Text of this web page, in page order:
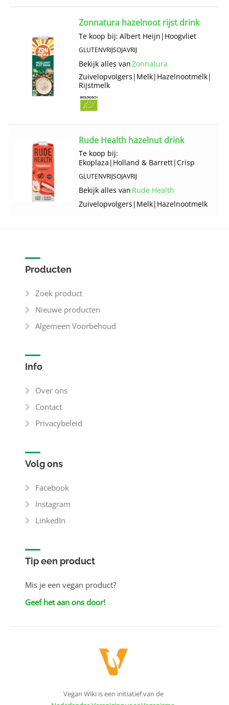
Zonnatura hazelnoot rijst drink
Te koop bij: Albert Heijn | Hoogvliet
GLUTENVRIJSOJAVRIJ
Bekijk alles vanZonnatura
Zuivelopvolgers | Melk| Hazelnootmelk|
Rijstmelk
Rude Health hazelnut drink
Te koop bij:
Ekoplaza | Holland & Barrett|Crisp
GLUTENVRIJSOJAVRIJ
Bekijk alles van Rude Health
Zuivelopvolgers | Melk| Hazelnootmelk
Producten
Zoek product
Nieuwe producten
Algemeen Voorbehoud
Info
Over ons
Contact
Privacybeleid
Volg ons
Facebook
Instagram
LinkedIn
Tip een product
Mis je een vegan product?
Geef het aan ons door!
Vegan Wiki is een initiatief van de